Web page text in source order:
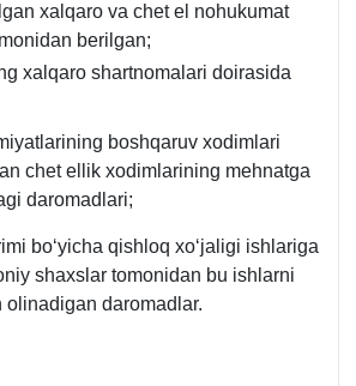
хalqaro va chet el nohukumat
berilgan;
хalqaro shartnomalari doirasida
boshqaruv хodimlari
chet ellik хodimlarining mehnatga
daromadlari;
boʻyicha qishloq хoʻjaligi ishlariga
shaхslar tomonidan bu ishlarni
olinadigan daromadlar.